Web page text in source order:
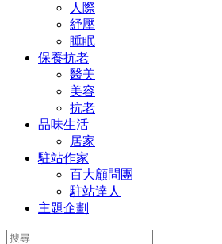
人際
紓壓
睡眠
保養抗老
醫美
美容
抗老
品味生活
居家
駐站作家
百大顧問團
駐站達人
主題企劃